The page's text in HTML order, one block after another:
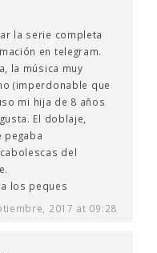
la serie completa
en telegram.
la música muy
(imperdonable que
mi hija de 8 años
El doblaje,
pegaba
del
los peques
2017 at 09:28